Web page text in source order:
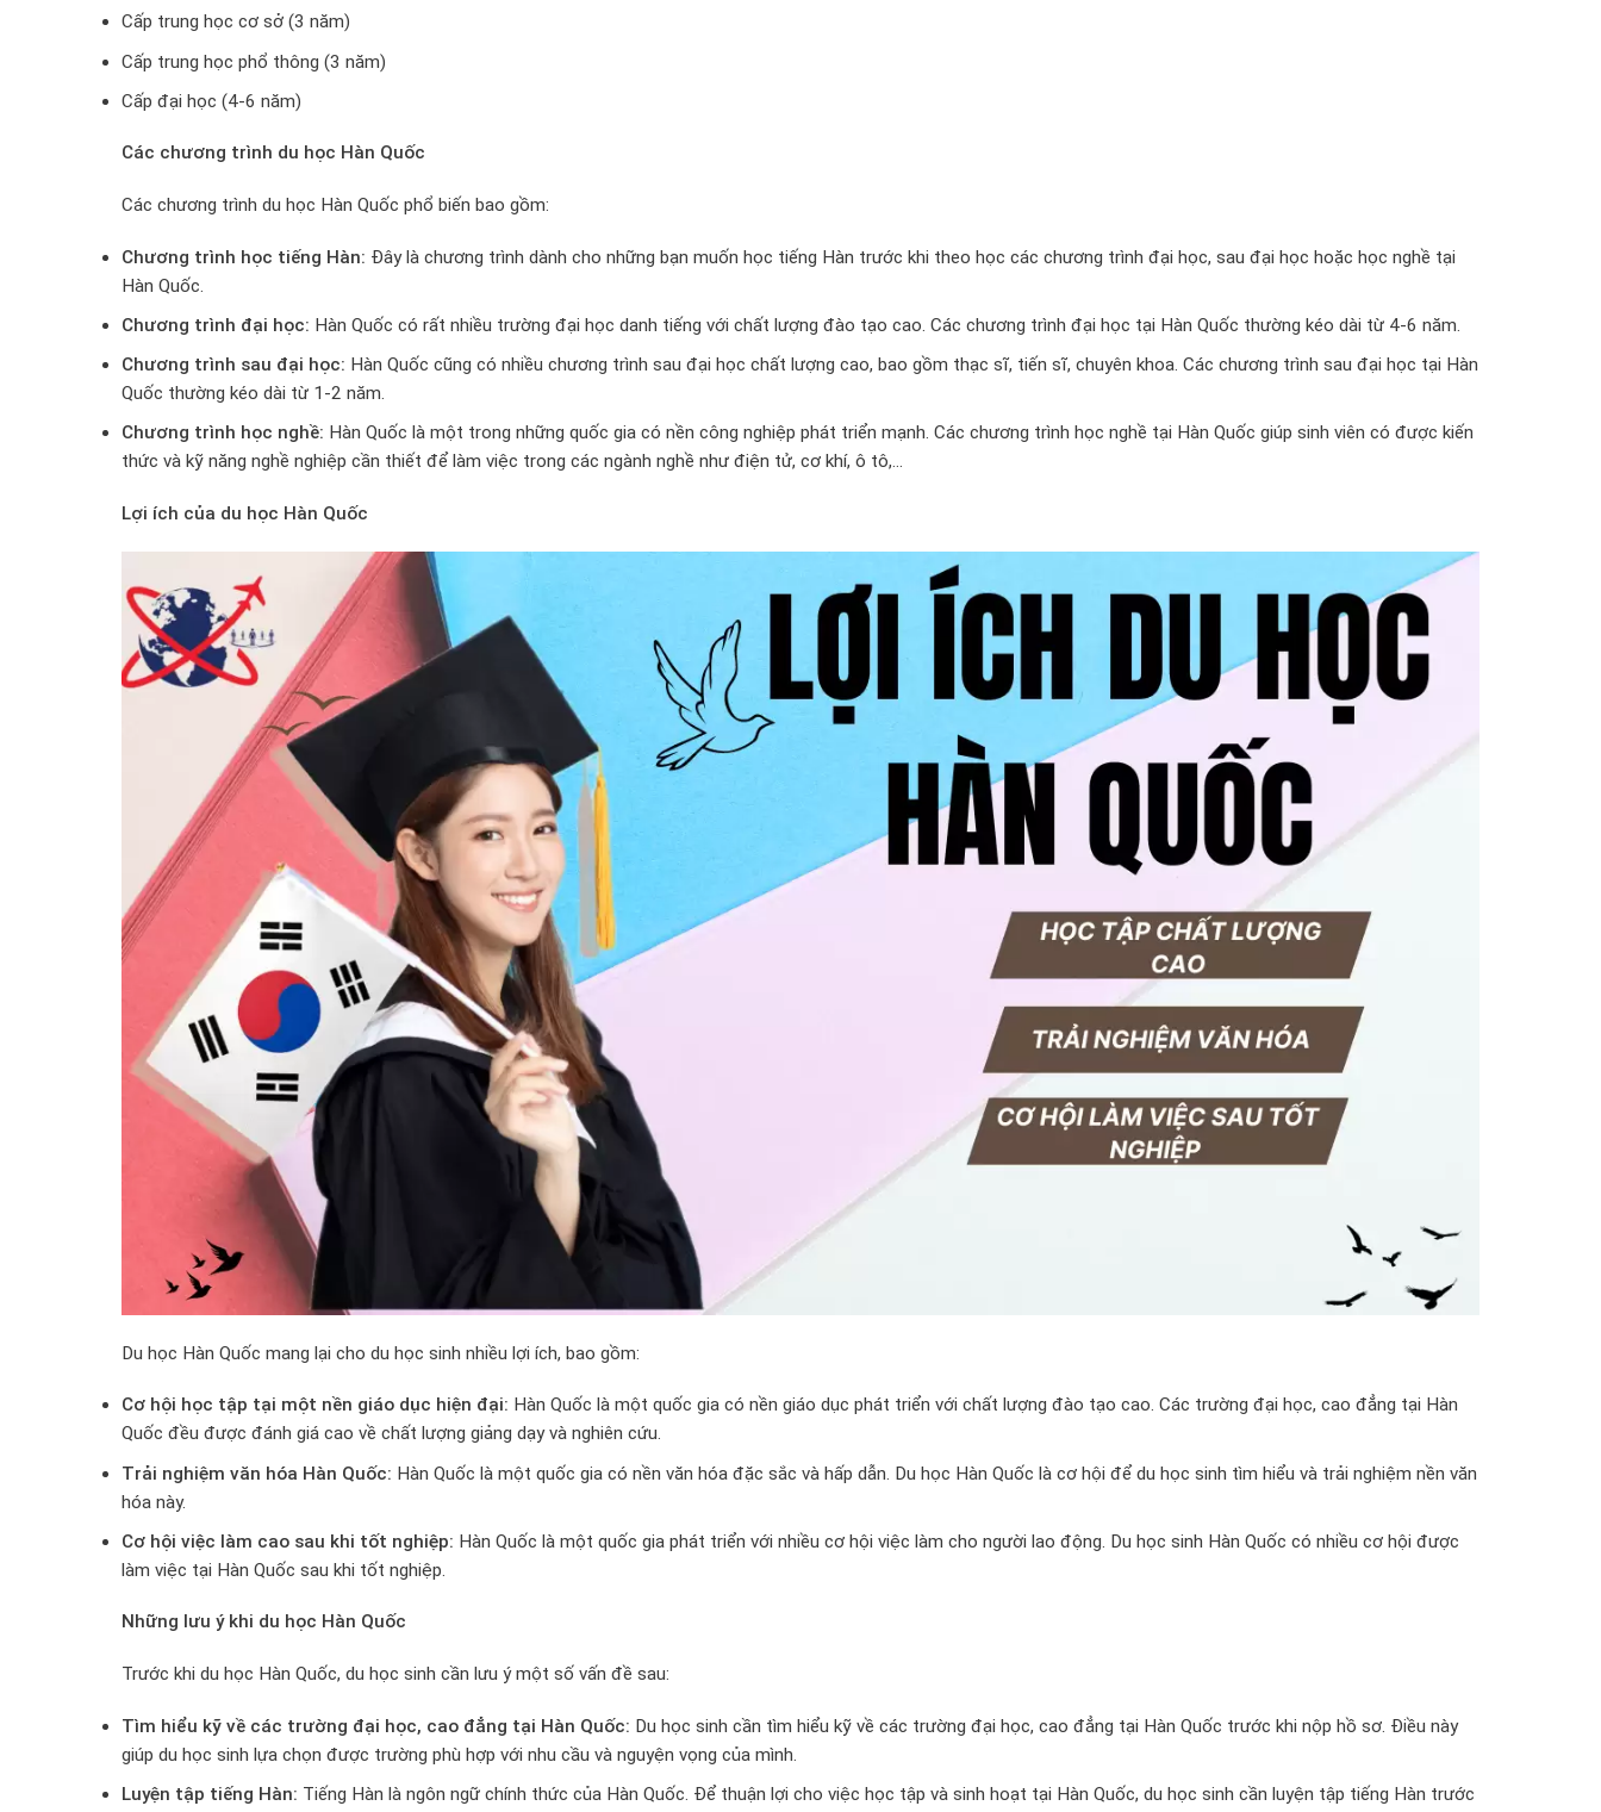
Cấp trung học cơ sở (3 năm)
Cấp trung học phổ thông (3 năm)
Cấp đại học (4-6 năm)
Các chương trình du học Hàn Quốc
Các chương trình du học Hàn Quốc phổ biến bao gồm:
Chương trình học tiếng Hàn: Đây là chương trình dành cho những bạn muốn học tiếng Hàn trước khi theo học các chương trình đại học, sau đại học hoặc học nghề tại
Hàn Quốc.
Chương trình đại học: Hàn Quốc có rất nhiều trường đại học danh tiếng với chất lượng đào tạo cao. Các chương trình đại học tại Hàn Quốc thường kéo dài từ 4-6 năm.
Chương trình sau đại học: Hàn Quốc cũng có nhiều chương trình sau đại học chất lượng cao, bao gồm thạc sĩ, tiến sĩ, chuyên khoa. Các chương trình sau đại học tại Hàn
Quốc thường kéo dài từ 1-2 năm.
Chương trình học nghề: Hàn Quốc là một trong những quốc gia có nền công nghiệp phát triển mạnh. Các chương trình học nghề tại Hàn Quốc giúp sinh viên có được kiến
thức và kỹ năng nghề nghiệp cần thiết để làm việc trong các ngành nghề như điện tử, cơ khí, ô tô,…
Lợi ích của du học Hàn Quốc
Du học Hàn Quốc mang lại cho du học sinh nhiều lợi ích, bao gồm:
Cơ hội học tập tại một nền giáo dục hiện đại: Hàn Quốc là một quốc gia có nền giáo dục phát triển với chất lượng đào tạo cao. Các trường đại học, cao đẳng tại Hàn
Quốc đều được đánh giá cao về chất lượng giảng dạy và nghiên cứu.
Trải nghiệm văn hóa Hàn Quốc: Hàn Quốc là một quốc gia có nền văn hóa đặc sắc và hấp dẫn. Du học Hàn Quốc là cơ hội để du học sinh tìm hiểu và trải nghiệm nền văn
hóa này.
Cơ hội việc làm cao sau khi tốt nghiệp: Hàn Quốc là một quốc gia phát triển với nhiều cơ hội việc làm cho người lao động. Du học sinh Hàn Quốc có nhiều cơ hội được
làm việc tại Hàn Quốc sau khi tốt nghiệp.
Những lưu ý khi du học Hàn Quốc
Trước khi du học Hàn Quốc, du học sinh cần lưu ý một số vấn đề sau:
Tìm hiểu kỹ về các trường đại học, cao đẳng tại Hàn Quốc: Du học sinh cần tìm hiểu kỹ về các trường đại học, cao đẳng tại Hàn Quốc trước khi nộp hồ sơ. Điều này
giúp du học sinh lựa chọn được trường phù hợp với nhu cầu và nguyện vọng của mình.
Luyện tập tiếng Hàn: Tiếng Hàn là ngôn ngữ chính thức của Hàn Quốc. Để thuận lợi cho việc học tập và sinh hoạt tại Hàn Quốc, du học sinh cần luyện tập tiếng Hàn trước